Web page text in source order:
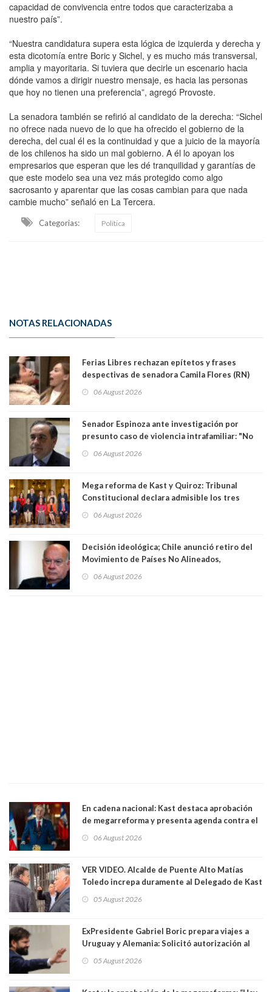
capacidad de convivencia entre todos que caracterizaba a
nuestro país”.
“Nuestra candidatura supera esta lógica de izquierda y derecha y
esta dicotomía entre Boric y Sichel, y es mucho más transversal,
amplia y mayoritaria. Si tuviera que decirle un escenario hacia
dónde vamos a dirigir nuestro mensaje, es hacia las personas
que hoy no tienen una preferencia”, agregó Provoste.
La senadora también se refirió al candidato de la derecha: “Sichel
no ofrece nada nuevo de lo que ha ofrecido el gobierno de la
derecha, del cual él es la continuidad y que a juicio de la mayoría
de los chilenos ha sido un mal gobierno. A él lo apoyan los
empresarios que esperan que les dé tranquilidad y garantías de
que este modelo sea una vez más protegido como algo
sacrosanto y aparentar que las cosas cambian para que nada
cambie mucho” señaló en La Tercera.
Categorias: Política
NOTAS RELACIONADAS
Ferias Libres rechazan epítetos y frases
despectivas de senadora Camila Flores (RN)
06 August 2026
Senador Espinoza ante investigación por
presunto caso de violencia intrafamiliar: "No
antecedentes a Tribunal Supremo
06 August 2026
Mega reforma de Kast y Quiroz: Tribunal
Constitucional declara admisible los tres
06 August 2026
Decisión ideológica; Chile anunció retiro del
Movimiento de Países No Alineados,
1971. Excanciller Insulza lamentó decisión
06 August 2026
En cadena nacional: Kast destaca aprobación
de megarreforma y presenta agenda contra el
06 August 2026
VER VIDEO. Alcalde de Puente Alto Matías
Toledo increpa duramente al Delegado de Kast
delegado nuevamente arrancando"
05 August 2026
ExPresidente Gabriel Boric prepara viajes a
Uruguay y Alemania: Solicitó autorización al
05 August 2026